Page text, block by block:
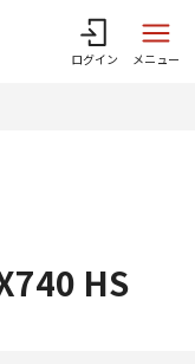
ログイン メニュー
HS